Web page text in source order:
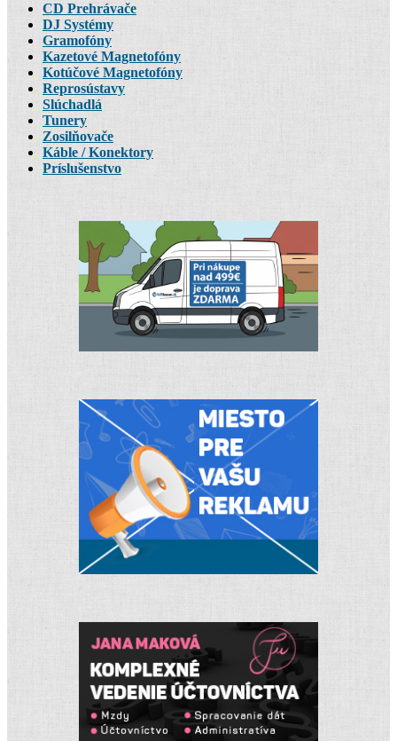
CD Prehrávače
DJ Systémy
Gramofóny
Kazetové Magnetofóny
Kotúčové Magnetofóny
Reprosústavy
Slúchadlá
Tunery
Zosilňovače
Káble / Konektory
Príslušenstvo